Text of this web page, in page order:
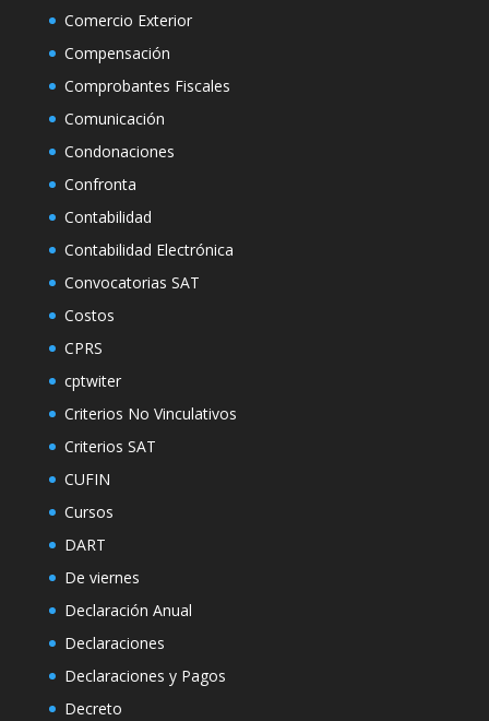
Comercio Exterior
Compensación
Comprobantes Fiscales
Comunicación
Condonaciones
Confronta
Contabilidad
Contabilidad Electrónica
Convocatorias SAT
Costos
CPRS
cptwiter
Criterios No Vinculativos
Criterios SAT
CUFIN
Cursos
DART
De viernes
Declaración Anual
Declaraciones
Declaraciones y Pagos
Decreto